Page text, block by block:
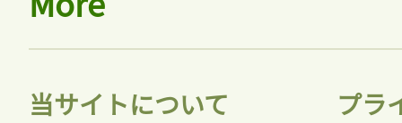
当サイトについて プラ